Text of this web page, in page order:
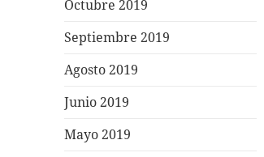
Octubre 2019
Septiembre 2019
Agosto 2019
Junio 2019
Mayo 2019